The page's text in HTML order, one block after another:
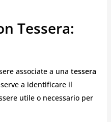
Tessera:
associate a una tessera
a identificare il
utile o necessario per